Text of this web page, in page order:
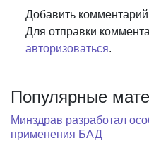
Добавить комментарий
Для отправки
авторизоваться.
Популярные
Минздрав разработал
применения БАД